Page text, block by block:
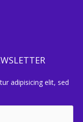
adipisicing elit, sed